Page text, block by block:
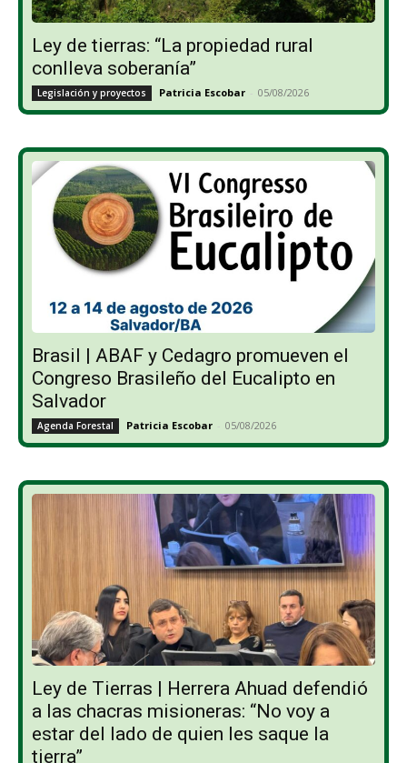
Ley de tierras: “La propiedad rural
conlleva soberanía”
Legislación y proyectos Patricia Escobar - 05/08/2026
Brasil | ABAF y Cedagro promueven el
Congreso Brasileño del Eucalipto en
Salvador
Agenda Forestal Patricia Escobar - 05/08/2026
Ley de Tierras | Herrera Ahuad defendió
a las chacras misioneras: “No voy a
estar del lado de quien les saque la
tierra”